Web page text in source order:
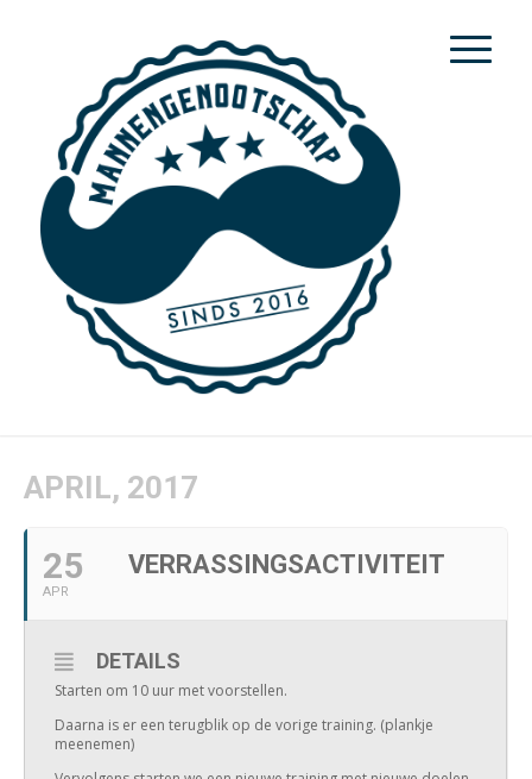
APRIL, 2017
25
APR
VERRASSINGSACTIVITEIT
DETAILS
Starten om 10 uur met voorstellen.
Daarna is er een terugblik op de vorige training. (plankje
meenemen)